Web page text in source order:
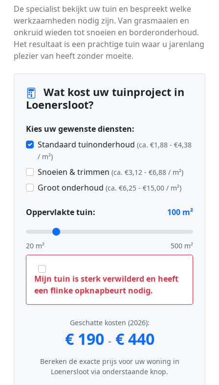
De specialist bekijkt uw tuin en bespreekt welke
werkzaamheden nodig zijn. Van grasmaaien en
onkruid wieden tot snoeien en borderonderhoud.
Het resultaat is een prachtige tuin waar u jarenlang
plezier van heeft zonder moeite.
Wat kost uw tuinproject in
Loenersloot?
Kies uw gewenste diensten:
Standaard tuinonderhoud (ca. €1,88 - €4,38
/ m²)
Snoeien & trimmen (ca. €3,12 - €6,88 / m²)
Groot onderhoud (ca. €6,25 - €15,00 / m²)
Oppervlakte tuin: 100 m²
20 m² 500 m²
Mijn tuin is sterk verwilderd en heeft
een flinke opknapbeurt nodig.
Geschatte kosten (2026):
€ 190 - € 440
Bereken de exacte prijs voor uw woning in
Loenersloot via onderstaande knop.